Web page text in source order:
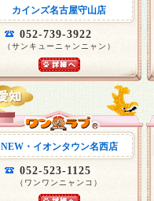
カインズ名古屋守山店
052-739-3922
（サンキューニャンニャン）
NEW・イオンタウン名西店
052-523-1125
（ワンワンニャンコ）